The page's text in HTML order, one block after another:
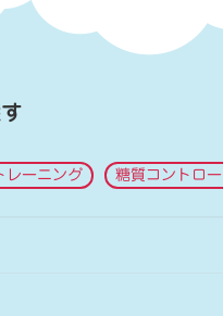
レーニング 糖質コントロ